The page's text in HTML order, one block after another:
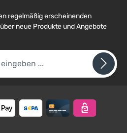
regelmäßig erscheinenden
neue Produkte und Angebote
zur Kenntnis
gelesen und bin mit ihnen
die oben abgebildeten Zeichen ein